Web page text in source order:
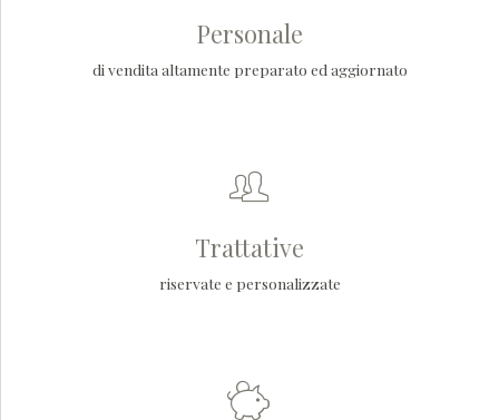
Personale
di vendita altamente preparato ed aggiornato
Trattative
riservate e personalizzate